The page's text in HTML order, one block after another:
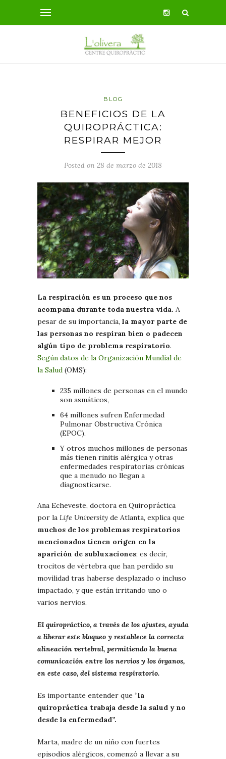
BLOG
BENEFICIOS DE LA
QUIROPRÁCTICA:
RESPIRAR MEJOR
Posted on 28 de marzo de 2018
La respiración es un proceso que nos
acompaña durante toda nuestra vida. A
pesar de su importancia, la mayor parte de
las personas no respiran bien o padecen
algún tipo de problema respiratorio.
Según datos de la Organización Mundial de
la Salud (OMS):
235 millones de personas en el mundo
son asmáticos,
64 millones sufren Enfermedad
Pulmonar Obstructiva Crónica
(EPOC),
Y otros muchos millones de personas
más tienen rinitis alérgica y otras
enfermedades respiratorias crónicas
que a menudo no llegan a
diagnosticarse.
Ana Echeveste, doctora en Quiropráctica
por la Life University de Atlanta, explica que
muchos de los problemas respiratorios
mencionados tienen origen en la
aparición de subluxaciones; es decir,
trocitos de vértebra que han perdido su
movilidad tras haberse desplazado o incluso
impactado, y que están irritando uno o
varios nervios.
El quiropráctico, a través de los ajustes, ayuda
a liberar este bloqueo y restablece la correcta
alineación vertebral, permitiendo la buena
comunicación entre los nervios y los órganos,
en este caso, del sistema respiratorio.
Es importante entender que “la
quiropráctica trabaja desde la salud y no
desde la enfermedad”.
Marta, madre de un niño con fuertes
episodios alérgicos, comenzó a llevar a su